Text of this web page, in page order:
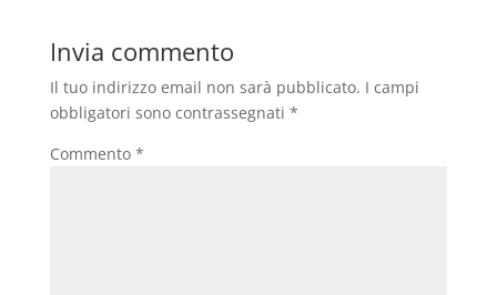
Invia commento
Il tuo indirizzo email non sarà pubblicato. I campi
obbligatori sono contrassegnati *
Commento *